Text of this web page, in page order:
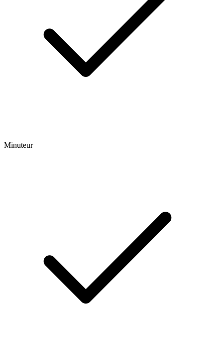
Minuteur